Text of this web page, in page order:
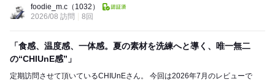
foodie_m.c （1032）
2026/08 訪問
8回
「食感、温度感、一体感。夏の素材を洗練へと導く、唯一無二
の“CHIUnE感”」
定期訪問させて頂いているCHIUnEさん。 今回は2026年7月のレビューで